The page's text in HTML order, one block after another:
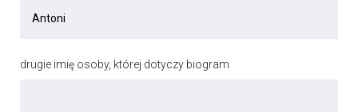
drugie imię osoby, której dotyczy biogram